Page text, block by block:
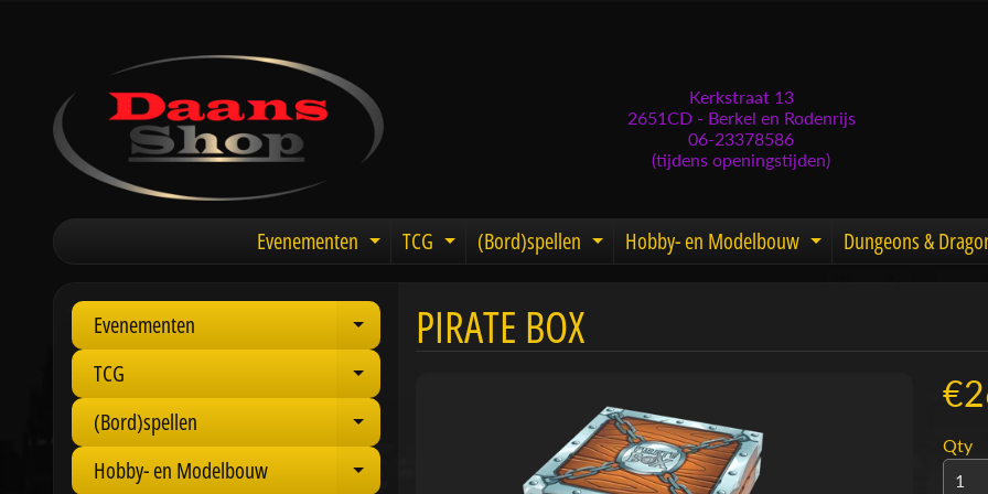
Kerkstraat 13
2651CD - Berkel en Rodenrijs
06-23378586
(tijdens openingstijden)
Evenementen Expand child menu
TCG Expand child menu
(Bord)spellen Expand child menu
Hobby- en Modelbouw Expand child
Dungeons &
Evenementen Expand child menu
TCG Expand child menu
(Bord)spellen Expand child menu
Hobby- en Modelbouw Expand child menu
PIRATE BOX
Qty